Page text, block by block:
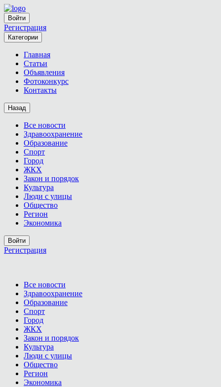
Войти
Регистрация
Категории
Главная
Статьи
Объявления
Фотоконкурс
Контакты
Назад
Все новости
Здравоохранение
Образование
Спорт
Город
ЖКХ
Закон и порядок
Культура
Люди с улицы
Общество
Регион
Экономика
Войти
Регистрация
Все новости
Здравоохранение
Образование
Спорт
Город
ЖКХ
Закон и порядок
Культура
Люди с улицы
Общество
Регион
Экономика